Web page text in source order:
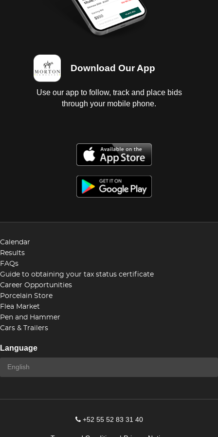
Download Our App
Use our app to follow, track and place bids
through your mobile phone.
Calendar
Results
FAQs
Guide to obtaining your tax status certificate
Career Opportunities
Porcelain Store
Flea Market
Pen and Hammer
Cars & Trailers
Language
+52 55 52 83 31 40